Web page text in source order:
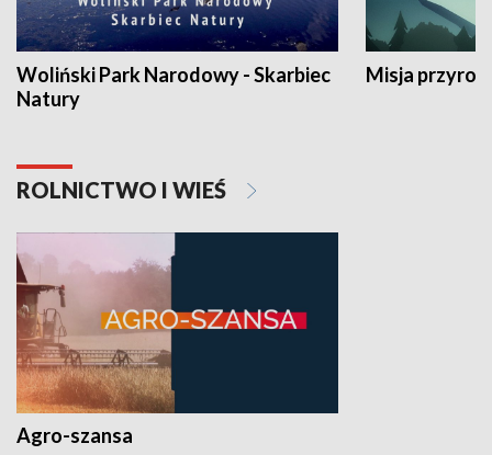
Woliński Park Narodowy - Skarbiec
Natury
Misja
ROLNICTWO I WIEŚ
Agro-szansa